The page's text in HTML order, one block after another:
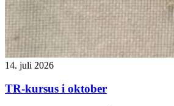
14. juli 2026
TR-kursus i oktober